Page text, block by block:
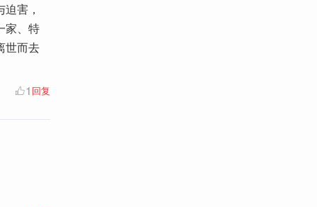
害，
家、特
世而去
1 回复